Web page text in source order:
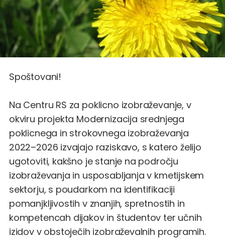
Spoštovani!
Na Centru RS za poklicno izobraževanje, v
okviru projekta Modernizacija srednjega
poklicnega in strokovnega izobraževanja
2022–2026 izvajajo raziskavo, s katero želijo
ugotoviti, kakšno je stanje na področju
izobraževanja in usposabljanja v kmetijskem
sektorju, s poudarkom na identifikaciji
pomanjkljivostih v znanjih, spretnostih in
kompetencah dijakov in študentov ter učnih
izidov v obstoječih izobraževalnih programih.